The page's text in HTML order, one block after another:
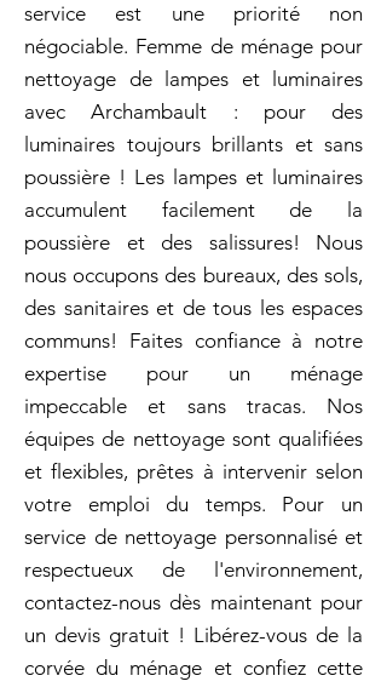
service est une priorité non
négociable. Femme de ménage pour
nettoyage de lampes et luminaires
avec Archambault : pour des
luminaires toujours brillants et sans
poussière ! Les lampes et luminaires
accumulent facilement de la
poussière et des salissures! Nous
nous occupons des bureaux, des sols,
des sanitaires et de tous les espaces
communs! Faites confiance à notre
expertise pour un ménage
impeccable et sans tracas. Nos
équipes de nettoyage sont qualifiées
et flexibles, prêtes à intervenir selon
votre emploi du temps. Pour un
service de nettoyage personnalisé et
respectueux de l'environnement,
contactez-nous dès maintenant pour
un devis gratuit ! Libérez-vous de la
corvée du ménage et confiez cette